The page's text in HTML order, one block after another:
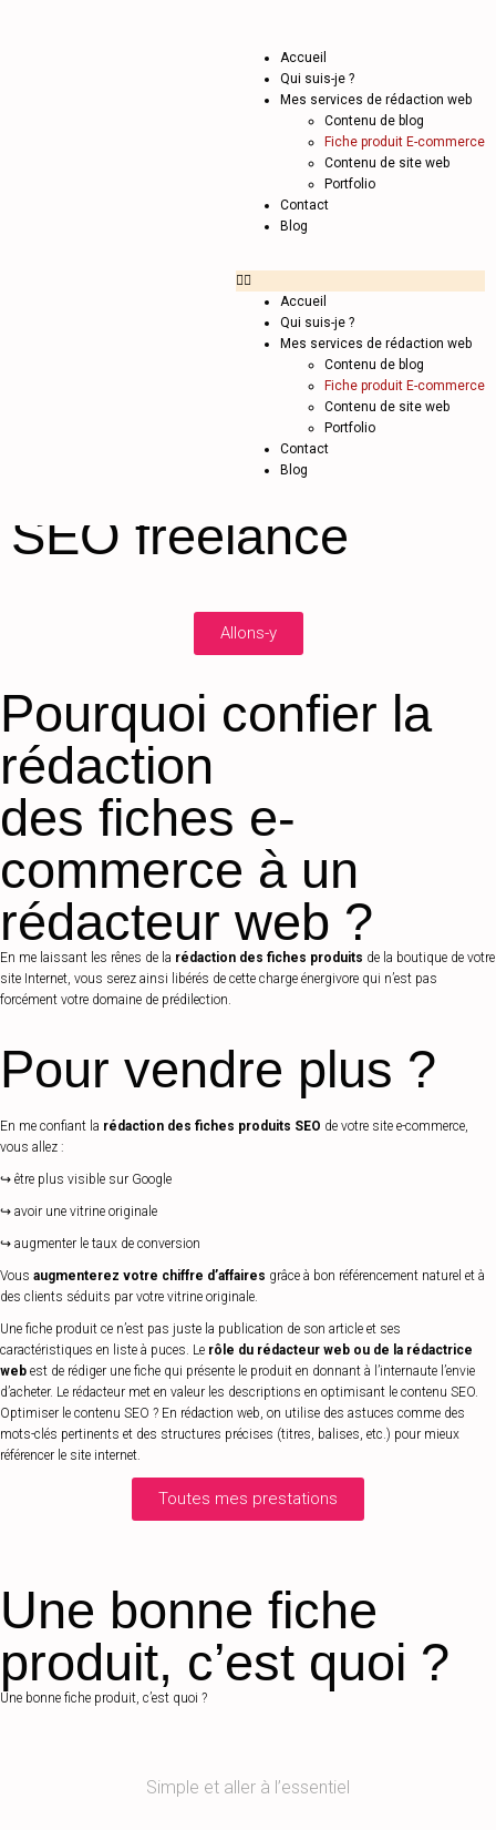
Accueil
Qui suis-je ?
Mes services de rédaction web
Contenu de blog
Fiche produit E-commerce
Contenu de site web
Portfolio
Contact
Blog
Accueil
Qui suis-je ?
Mes services de rédaction web
Contenu de blog
Fiche produit E-commerce
Contenu de site web
Portfolio
Contact
Blog
commerce
Rédactrice web
SEO freelance
Allons-y
Pourquoi confier la
rédaction
des fiches e-
commerce à un
rédacteur web ?
En me laissant les rênes de la rédaction des fiches produits de la boutique de votre
site Internet, vous serez ainsi libérés de cette charge énergivore qui n’est pas
forcément votre domaine de prédilection.
Pour vendre plus ?
En me confiant la rédaction des fiches produits SEO de votre site e-commerce,
vous allez :
↪️ être plus visible sur Google
↪️ avoir une vitrine originale
↪️ augmenter le taux de conversion
Vous augmenterez votre chiffre d’affaires grâce à bon référencement naturel et à
des clients séduits par votre vitrine originale.
Une fiche produit ce n’est pas juste la publication de son article et ses
caractéristiques en liste à puces. Le rôle du rédacteur web ou de la rédactrice
web est de rédiger une fiche qui présente le produit en donnant à l’internaute l’envie
d’acheter. Le rédacteur met en valeur les descriptions en optimisant le contenu SEO.
Optimiser le contenu SEO ? En rédaction web, on utilise des astuces comme des
mots-clés pertinents et des structures précises (titres, balises, etc.) pour mieux
référencer le site internet.
Toutes mes prestations
Une bonne fiche
produit, c’est quoi ?
Une bonne fiche produit, c’est quoi ?
Simple et aller à l’essentiel